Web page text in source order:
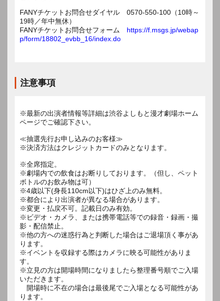
FANYチケットお問合せダイヤル 0570-550-100（10時～
19時／年中無休）
FANYチケットお問合せフォーム https://f.msgs.jp/webap
p/form/18802_evbb_16/index.do
注意事項
※最新の出演者情報等詳細は渋谷よしもと漫才劇場ホーム
ページでご確認下さい。
≪抽選先行お申し込みのお客様≫
※決済方法はクレジットカードのみとなります。
※全席指定。
※劇場内での飲食はお断りしております。（但し、ペット
ボトルのお飲み物は可）
※4歳以下(身長110cm以下)はひざ上のみ無料。
※都合により出演者が異なる場合があります。
※変更・払戻不可。記載日のみ有効。
※ビデオ・カメラ、または携帯電話等での録音・録画・撮
影・配信禁止。
※他の方への迷惑行為と判断した場合はご退場頂く事があ
ります。
※イベントを収録する際はカメラに映る可能性がありま
す。
※立見の方は開場時間になりましたら整理番号順でご入場
いただきます。
開場時に不在の場合は最後尾でご入場となる可能性があ
ります。